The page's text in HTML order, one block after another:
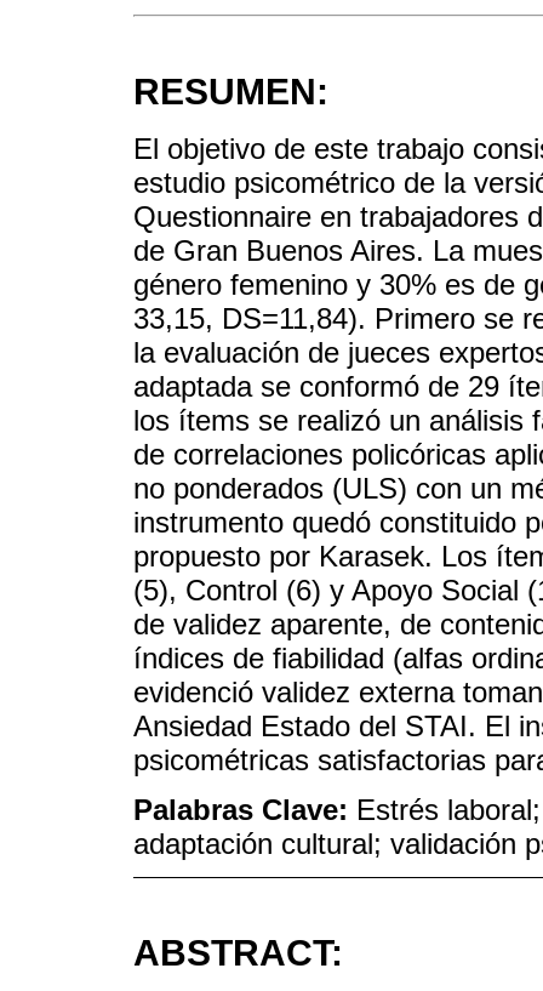
RESUMEN:
El objetivo de este trabajo
estudio psicométrico de la
Questionnaire en trabajadores
de Gran Buenos Aires. La
género femenino y 30% es de
33,15, DS=11,84). Primero se
la evaluación de jueces
adaptada se conformó de 29
los ítems se realizó un análisis
de correlaciones policóricas
no ponderados (ULS) con un
instrumento quedó constituido
propuesto por Karasek. Los
(5), Control (6) y Apoyo Social
de validez aparente, de
índices de fiabilidad (alfas
evidenció validez externa
Ansiedad Estado del STAI. El
psicométricas satisfactorias
Palabras Clave: Estrés
adaptación cultural; validación
ABSTRACT: